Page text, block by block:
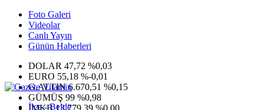
Foto Galeri
Videolar
Canlı Yayın
Günün Haberleri
DOLAR 47,72 %0,03
EURO 55,18 %-0,01
G.ALTIN6.670,51 %0,15
GÜMÜŞ 99 %0,98
IMKB13.779,39 %0,00
İlçe - Belde